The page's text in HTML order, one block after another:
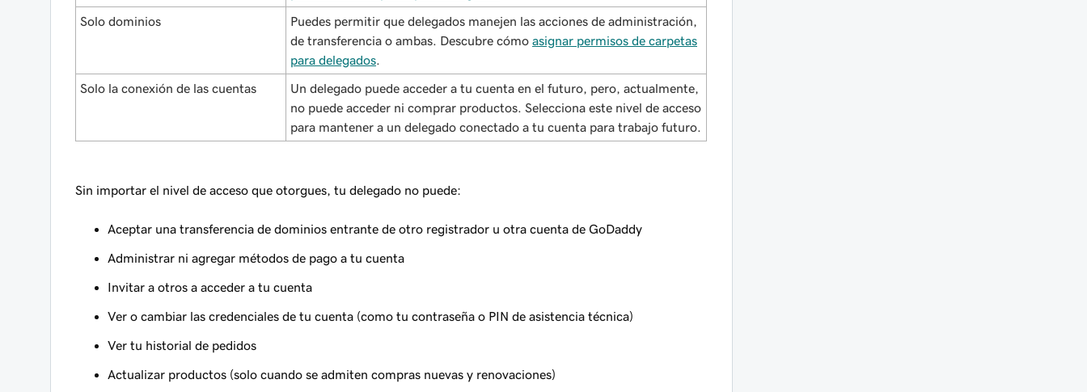
Solo dominios
Puedes permitir que delegados manejen las acciones de administración,
de transferencia o ambas. Descubre cómo asignar permisos de carpetas
para delegados
Solo la conexión de las cuentas
Un delegado puede acceder a tu cuenta en el futuro, pero, actualmente,
no puede acceder ni comprar productos. Selecciona este nivel de acceso
para mantener a un delegado conectado a tu cuenta para trabajo futuro.
Sin importar el nivel de acceso que otorgues, tu delegado no puede:
Aceptar una transferencia de dominios entrante de otro registrador u otra cuenta de GoDaddy
Administrar ni agregar métodos de pago a tu cuenta
Invitar a otros a acceder a tu cuenta
Ver o cambiar las credenciales de tu cuenta (como tu contraseña o PIN de asistencia técnica)
Ver tu historial de pedidos
Actualizar productos (solo cuando se admiten compras nuevas y renovaciones)